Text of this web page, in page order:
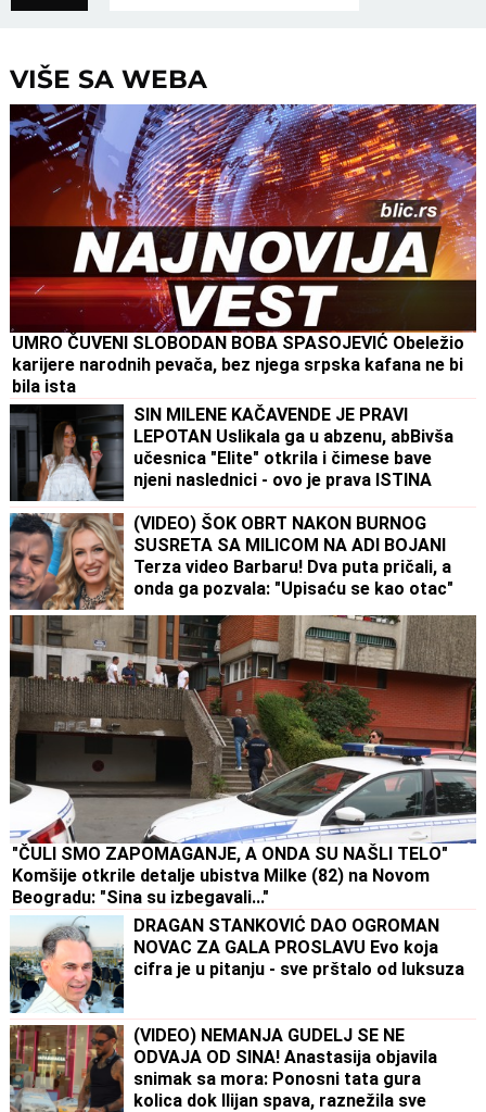
VIŠE SA WEBA
UMRO ČUVENI SLOBODAN BOBA SPASOJEVIĆ Obeležio
karijere narodnih pevača, bez njega srpska kafana ne bi
bila ista
SIN MILENE KAČAVENDE JE PRAVI
LEPOTAN Uslikala ga u abzenu, abBivša
učesnica "Elite" otkrila i čimese bave
njeni naslednici - ovo je prava ISTINA
(VIDEO) ŠOK OBRT NAKON BURNOG
SUSRETA SA MILICOM NA ADI BOJANI
Terza video Barbaru! Dva puta pričali, a
onda ga pozvala: "Upisaću se kao otac"
"ČULI SMO ZAPOMAGANJE, A ONDA SU NAŠLI TELO"
Komšije otkrile detalje ubistva Milke (82) na Novom
Beogradu: "Sina su izbegavali..."
DRAGAN STANKOVIĆ DAO OGROMAN
NOVAC ZA GALA PROSLAVU Evo koja
cifra je u pitanju - sve prštalo od luksuza
(VIDEO) NEMANJA GUDELJ SE NE
ODVAJA OD SINA! Anastasija objavila
snimak sa mora: Ponosni tata gura
kolica dok Ilijan spava, raznežila sve